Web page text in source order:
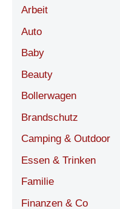
Arbeit
Auto
Baby
Beauty
Bollerwagen
Brandschutz
Camping & Outdoor
Essen & Trinken
Familie
Finanzen & Co